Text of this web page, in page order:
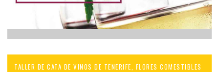
TALLER DE CATA DE VINOS DE TENERIFE, FLORES COMESTIBLES